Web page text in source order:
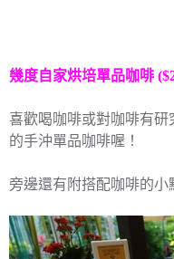
幾度自家烘培單品咖啡
喜歡喝咖啡或對咖啡有
的手沖單品咖啡喔！
旁邊還有附搭配咖啡的小